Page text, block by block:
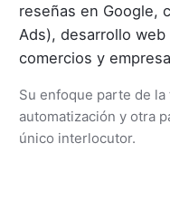
reseñas en Google,
Ads), desarrollo
comercios y
Su enfoque parte de
automatización y otra
único interlocutor.